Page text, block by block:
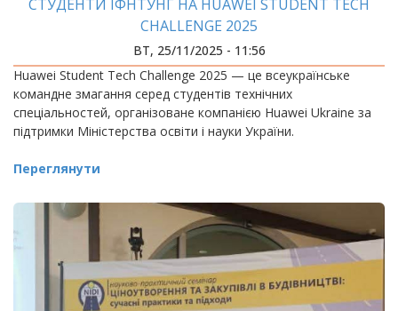
СТУДЕНТИ ІФНТУНГ НА HUAWEI STUDENT TECH
CHALLENGE 2025
ВТ, 25/11/2025 - 11:56
Huawei Student Tech Challenge 2025 — це всеукраїнське
командне змагання серед студентів технічних
спеціальностей, організоване компанією Huawei Ukraine за
підтримки Міністерства освіти і науки України.
Переглянути